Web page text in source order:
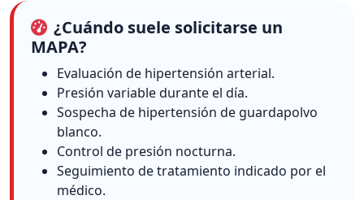
¿Cuándo suele solicitarse un
MAPA?
Evaluación de hipertensión arterial.
Presión variable durante el día.
Sospecha de hipertensión de guardapolvo
blanco.
Control de presión nocturna.
Seguimiento de tratamiento indicado por el
médico.